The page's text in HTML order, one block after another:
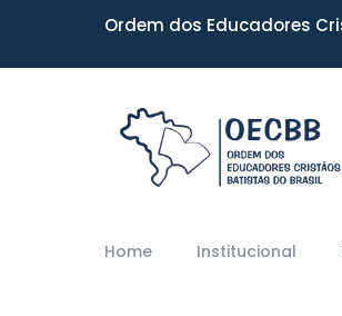
Ordem dos Educadores
Home Institucional